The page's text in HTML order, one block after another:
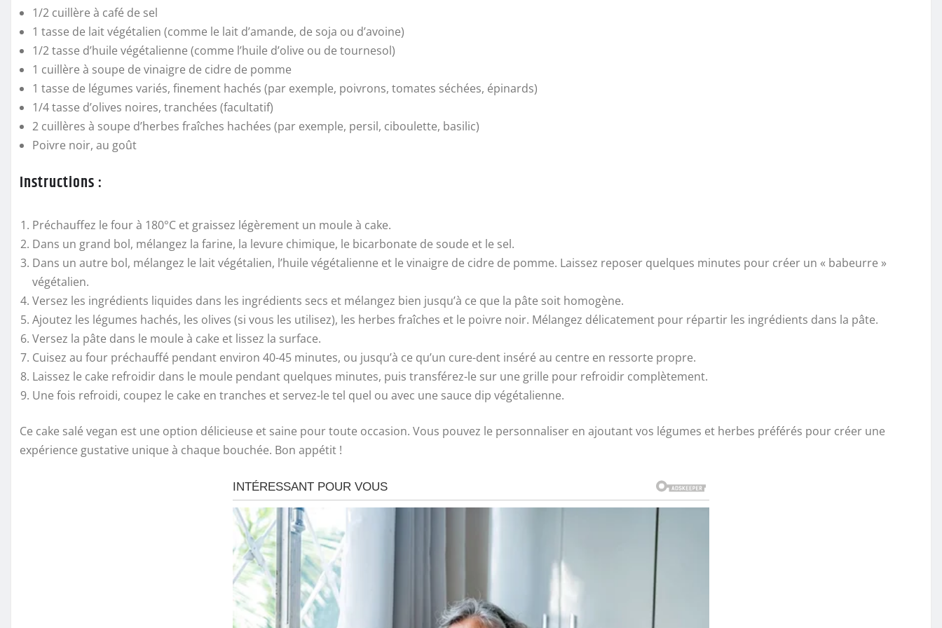
1/2 cuillère à café de sel
1 tasse de lait végétalien (comme le lait d’amande, de soja ou d’avoine)
1/2 tasse d’huile végétalienne (comme l’huile d’olive ou de tournesol)
1 cuillère à soupe de vinaigre de cidre de pomme
1 tasse de légumes variés, finement hachés (par exemple, poivrons, tomates séchées, épinards)
1/4 tasse d’olives noires, tranchées (facultatif)
2 cuillères à soupe d’herbes fraîches hachées (par exemple, persil, ciboulette, basilic)
Poivre noir, au goût
Instructions :
Préchauffez le four à 180°C et graissez légèrement un moule à cake.
Dans un grand bol, mélangez la farine, la levure chimique, le bicarbonate de soude et le sel.
Dans un autre bol, mélangez le lait végétalien, l’huile végétalienne et le vinaigre de cidre de pomme. Laissez reposer quelques minutes pour créer un « babeurre »
végétalien.
Versez les ingrédients liquides dans les ingrédients secs et mélangez bien jusqu’à ce que la pâte soit homogène.
Ajoutez les légumes hachés, les olives (si vous les utilisez), les herbes fraîches et le poivre noir. Mélangez délicatement pour répartir les ingrédients dans la pâte.
Versez la pâte dans le moule à cake et lissez la surface.
Cuisez au four préchauffé pendant environ 40-45 minutes, ou jusqu’à ce qu’un cure-dent inséré au centre en ressorte propre.
Laissez le cake refroidir dans le moule pendant quelques minutes, puis transférez-le sur une grille pour refroidir complètement.
Une fois refroidi, coupez le cake en tranches et servez-le tel quel ou avec une sauce dip végétalienne.
Ce cake salé vegan est une option délicieuse et saine pour toute occasion. Vous pouvez le personnaliser en ajoutant vos légumes et herbes préférés pour créer une
expérience gustative unique à chaque bouchée. Bon appétit !